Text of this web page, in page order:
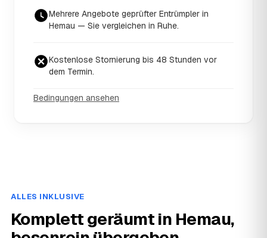
Mehrere Angebote geprüfter Entrümpler in
Hemau — Sie vergleichen in Ruhe.
Kostenlose Stornierung bis 48 Stunden vor
dem Termin.
Bedingungen ansehen
ALLES INKLUSIVE
Komplett geräumt in Hemau,